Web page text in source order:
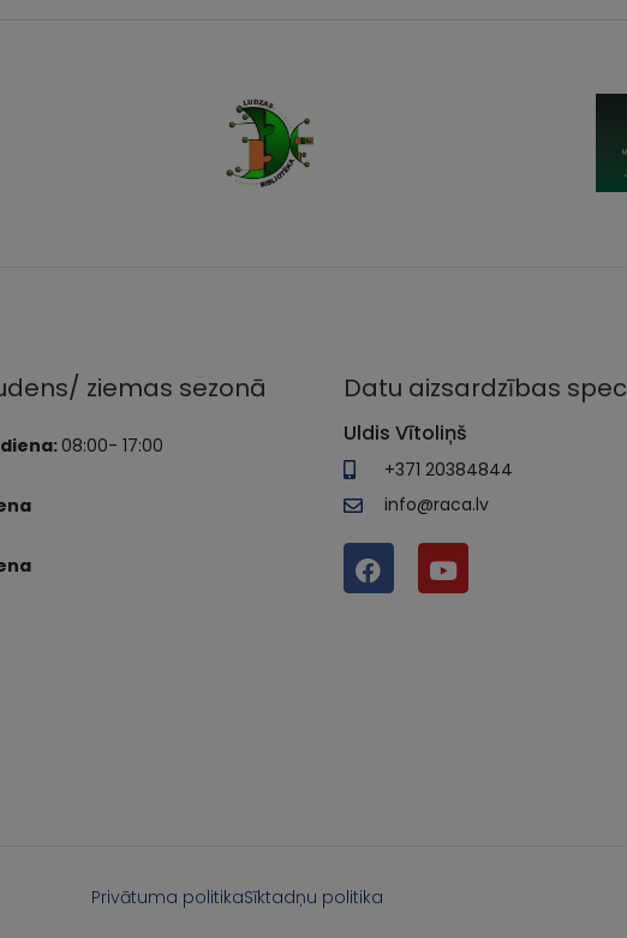
ziemas sezonā
08:00- 17:00
Datu aizsardzības
Uldis Vītoliņš
+371 20384844
info@raca.lv
Privātuma politikaSīktadņu politika